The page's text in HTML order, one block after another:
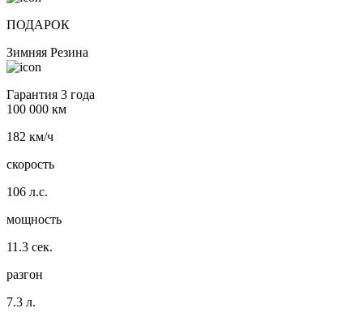
ПОДАРОК
Зимняя Резина
Гарантия 3 года
100 000 км
182 км/ч
скорость
106 л.с.
мощность
11.3 сек.
разгон
7.3 л.